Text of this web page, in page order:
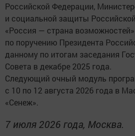
Российской Федерации,
и социальной защиты
«Россия — страна
по поручению Президента
данному по итогам заседания
Совета в декабре 2025 года.
Следующий очный модуль
с 10 по 12 августа 2026 года в
«Сенеж».
7 июля 2026 года, Москва.